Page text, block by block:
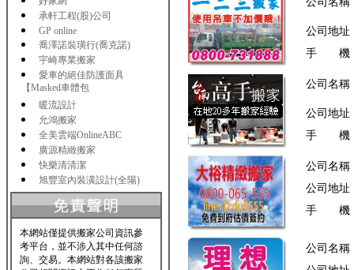
承軒工程(股)公司
GP online
喬澤諾裝璜行(喬克諾)
宇崎專業搬家
愛車的絕佳防護面具
【Masked車體包
暖流設計
允鴻搬家
全美雲端OnlineABC
廣源精緻搬家
快樂清清潔
旭豐室內裝潢設計(全陽)
本網站僅提供搬家公司資訊參
考平台，並不涉入其中任何諮
詢、交易。本網站對各該搬家
公司地址
手 機
公司名稱
公司地址
手 機
公司名稱
公司地址
手 機
公司名稱